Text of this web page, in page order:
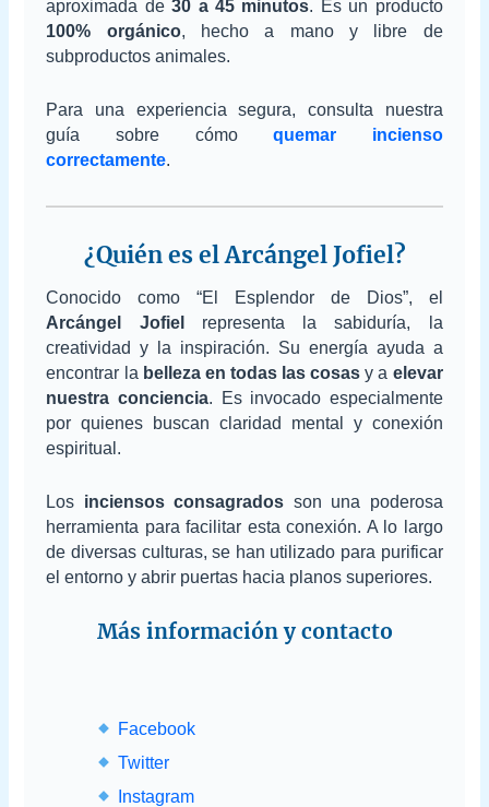
aproximada de30 a 45 minutos. Es un producto
100% orgánico, hecho a mano y libre de
subproductos animales.
Para una experiencia segura, consulta nuestra
guía sobre cómoquemar incienso
correctamente.
¿Quién es el Arcángel Jofiel?
Conocido como “El Esplendor de Dios”, el
Arcángel Jofiel
representa la sabiduría, la
creatividad y la inspiración. Su energía ayuda a
encontrar la belleza en todas las cosas y a elevar
nuestra conciencia. Es invocado especialmente
por quienes buscan claridad mental y conexión
espiritual.
Los inciensos consagrados son una poderosa
herramienta para facilitar esta conexión. A lo largo
de diversas culturas, se han utilizado para purificar
el entorno y abrir puertas hacia planos superiores.
Más información y contacto
Facebook
Twitter
Instagram